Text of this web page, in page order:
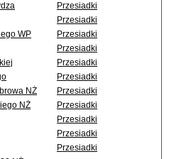
Przesiadki
Przesiadki
WP
Przesiadki
Przesiadki
Przesiadki
Przesiadki
NŻ
Przesiadki
NŻ
Przesiadki
Przesiadki
Przesiadki
Przesiadki